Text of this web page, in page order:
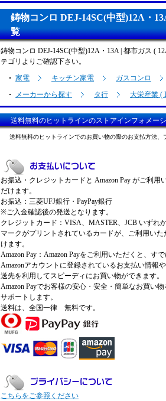
鋳物コンロ DEJ-14SC(中型)12A・
覧
鋳物コンロ DEJ-14SC(中型)12A・13A | 都市ガス (
テゴリよりご確認下さい。
家電
キッチン家電 ガスコンロ
メーカーから探す
タ行 大栄産業 (
送料無料のヒットラインのストアインフォメー
送料無料のヒットラインでのお買い物の際のお支払方法
お振込・クレジットカードと Amazon Pay がご利用
だけます。
お振込：三菱UFJ銀行・PayPay銀行
※ご入金確認後の発送となります。
クレジットカード：VISA、MASTER、JCB いずれ
マークがプリントされているカードが、ご利用いた
けます。
Amazon Pay：Amazon Payをご利用いただくと、すで
Amazonアカウントに登録されているお支払い情報
送先を利用してスピーディにお買い物ができます。
Amazon Payでお客様の安心・安全・簡単なお買い物
サポートします。
送料は、全国一律 無料です。
こちらをご参照ください